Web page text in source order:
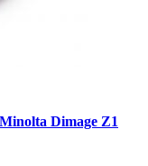
Dimage Z1